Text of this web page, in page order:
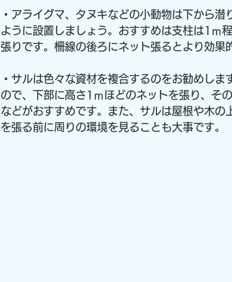
・アライグマ、タヌキなどの小動物は下から
ように設置しましょう。おすすめは支柱は1ｍ
張りです。柵線の後ろにネット張るとより効果
・サルは色々な資材を複合するのをお勧めし
ので、下部に高さ1ｍほどのネットを張り、そ
などがおすすめです。また、サルは屋根や木
を張る前に周りの環境を見ることも大事です。